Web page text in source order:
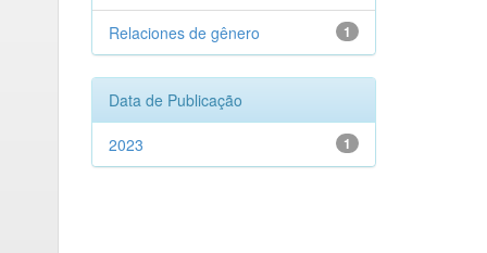
1
Relaciones de gênero
Data de Publicação
1
2023